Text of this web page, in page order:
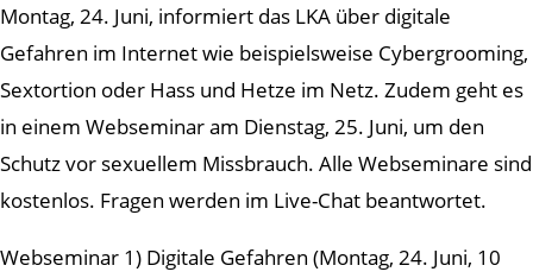
Montag, 24. Juni, informiert das LKA über digitale
Gefahren im Internet wie beispielsweise Cybergrooming,
Sextortion oder Hass und Hetze im Netz. Zudem geht es
in einem Webseminar am Dienstag, 25. Juni, um den
Schutz vor sexuellem Missbrauch. Alle Webseminare sind
kostenlos. Fragen werden im Live-Chat beantwortet.
Webseminar 1) Digitale Gefahren (Montag, 24. Juni, 10